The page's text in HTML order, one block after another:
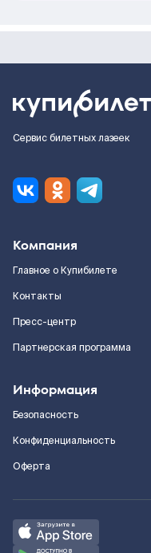
Сервис билетных лазеек
Компания
Главное о Купибилете
Контакты
Пресс-центр
Партнерская программа
Информация
Безопасность
Конфиденциальность
Оферта